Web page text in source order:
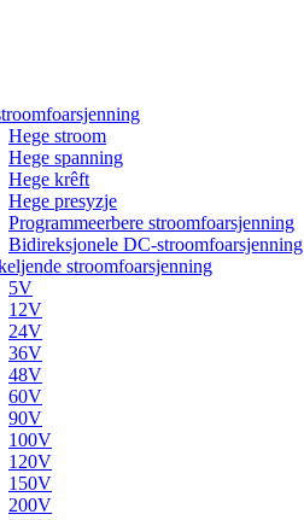
Hege stroom
Hege spanning
Hege krêft
Hege presyzje
Programmeerbere stroomfoarsjenning
Bidireksjonele DC-stroomfoarsjenning
stroomfoarsjenning
5V
12V
24V
36V
48V
60V
90V
100V
120V
150V
200V